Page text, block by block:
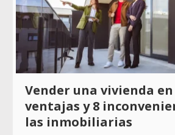
Vender una vivienda
ventajas y 8
las inmobiliarias